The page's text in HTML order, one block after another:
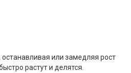
или замедляя рост
растут и делятся.